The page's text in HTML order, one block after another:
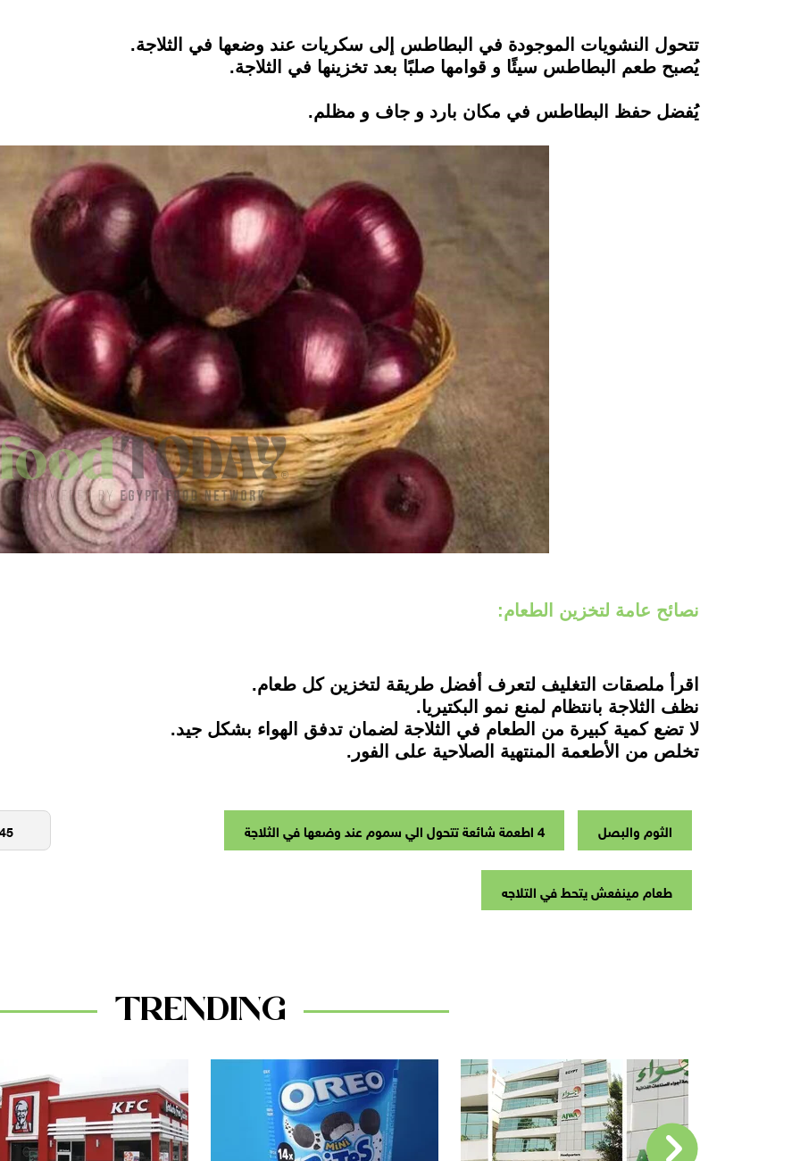
تتحول النشويات الموجودة في البطاطس إلى سكريات عند وضعها في الثلاجة.
يُصبح طعم البطاطس سيئًا و قوامها صلبًا بعد تخزينها في الثلاجة.
يُفضل حفظ البطاطس في مكان بارد و جاف و مظلم.
نصائح عامة لتخزين الطعام:
اقرأ ملصقات التغليف لتعرف أفضل طريقة لتخزين كل طعام.
نظف الثلاجة بانتظام لمنع نمو البكتيريا.
لا تضع كمية كبيرة من الطعام في الثلاجة لضمان تدفق الهواء بشكل جيد.
تخلص من الأطعمة المنتهية الصلاحية على الفور.
الثوم والبصل 4 اطعمة شائعة تتحول الي سموم عند وضعها في الثلاجة
طعام مينفعش يتحط في التلاجه
TRENDING